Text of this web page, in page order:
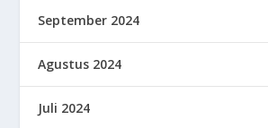
September 2024
Agustus 2024
Juli 2024